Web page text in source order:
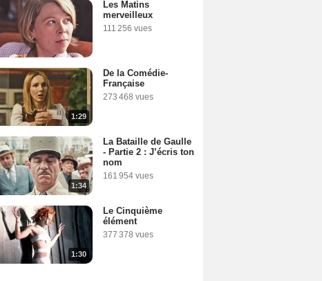
Les Matins
merveilleux
111 256 vues
1:29
De la Comédie-
Française
273 468 vues
1:34
La Bataille de Gaulle
- Partie 2 : J’écris ton
nom
161 954 vues
1:30
Le Cinquième
élément
377 378 vues